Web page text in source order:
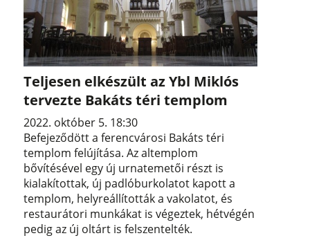
Teljesen elkészült az Ybl Miklós
tervezte Bakáts téri templom
2022. október 5. 18:30
Befejeződött a ferencvárosi Bakáts téri
templom felújítása. Az altemplom
bővítésével egy új urnatemetői részt is
kialakítottak, új padlóburkolatot kapott a
templom, helyreállították a vakolatot, és
restaurátori munkákat is végeztek, hétvégén
pedig az új oltárt is felszentelték.